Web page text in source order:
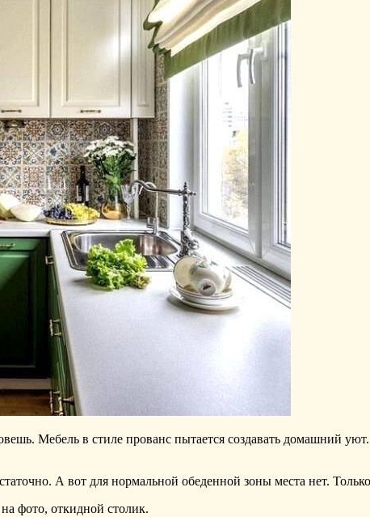
Мебель в стиле прованс пытается создавать домашний
А вот для нормальной обеденной зоны места нет.
фото, откидной столик.